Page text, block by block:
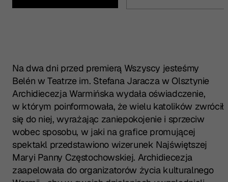
Na dwa dni przed premierą Wszyscy jesteśmy
Belén w Teatrze im. Stefana Jaracza w Olsztynie
Archidiecezja Warmińska wydała oświadczenie,
w którym poinformowała, że wielu katolików
się do niej, wyrażając zaniepokojenie i sprzeciw
wobec sposobu, w jaki na grafice promującej
spektakl przedstawiono wizerunek Najświętszej
Maryi Panny Częstochowskiej. Archidiecezja
zaapelowała do organizatorów życia kulturalnego